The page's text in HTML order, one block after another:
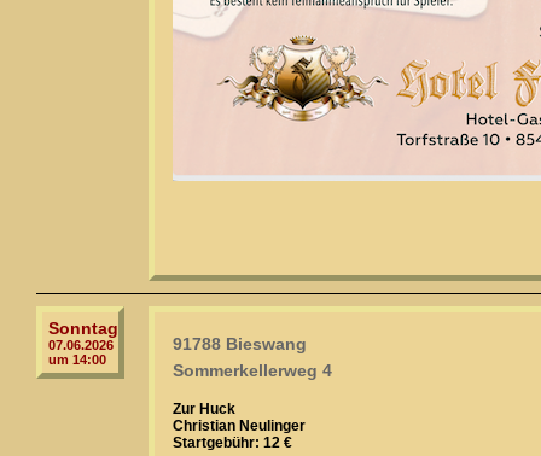
Sonntag
07.06.2026
um 14:00
91788 Bieswang
Sommerkellerweg 4
Zur Huck
Christian Neulinger
Startgebühr: 12 €